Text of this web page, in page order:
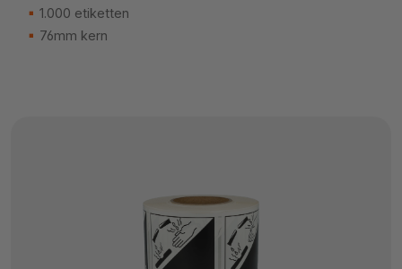
1.000 etiketten
76mm kern